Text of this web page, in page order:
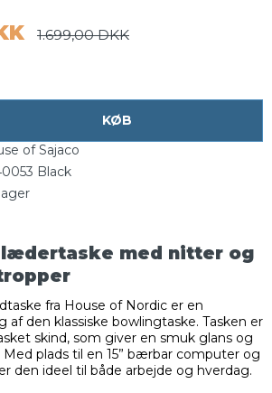
1.699,00 DKK
KØB
of Sajaco
Black
med nitter og
fra House of Nordic er en
den klassiske bowlingtaske. Tasken er
skind, som giver en smuk glans og
plads til en 15” bærbar computer og
den ideel til både arbejde og hverdag.